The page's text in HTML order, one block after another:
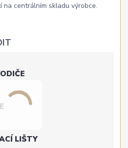
na centrálním skladu výrobce.
LIŠTY